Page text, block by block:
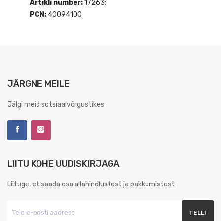
Artikli number:17263;
PCN: 40094100
JÄRGNE MEILE
Jälgi meid sotsiaalvõrgustikes
LIITU KOHE UUDISKIRJAGA
Liituge, et saada osa allahindlustest ja pakkumistest